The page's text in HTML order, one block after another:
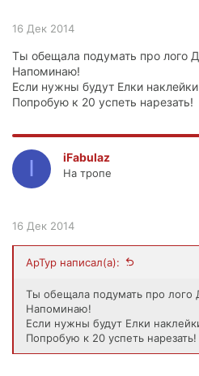
16 Дек 2014
Ты обещала подумать про лого
Напоминаю!
Если нужны будут Елки
Попробую к 20 успеть нарезать!
I iFabulaz
На тропе
16 Дек 2014
ApTyp написал(а):
Ты обещала подумать про лого
Напоминаю!
Если нужны будут Елки
Попробую к 20 успеть нарезать!